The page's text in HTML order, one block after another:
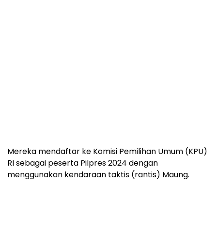
Mereka mendaftar ke Komisi Pemilihan Umum (KPU)
RI sebagai peserta Pilpres 2024 dengan
menggunakan kendaraan taktis (rantis) Maung.